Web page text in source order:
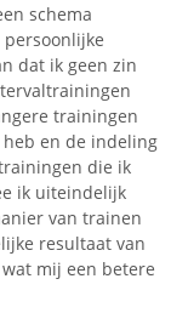
schema
dat ik geen zin
trainingen
en de indeling
die ik
ik uiteindelijk
van trainen
resultaat van
mij een betere